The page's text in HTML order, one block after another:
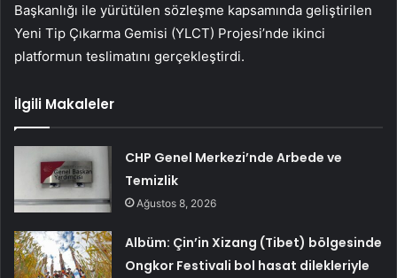
Başkanlığı ile yürütülen sözleşme kapsamında geliştirilen
Yeni Tip Çıkarma Gemisi (YLCT) Projesi’nde ikinci
platformun teslimatını gerçekleştirdi.
İlgili Makaleler
CHP Genel Merkezi’nde Arbede ve
Temizlik
Ağustos 8, 2026
Albüm: Çin’in Xizang (Tibet) bölgesinde
Ongkor Festivali bol hasat dilekleriyle